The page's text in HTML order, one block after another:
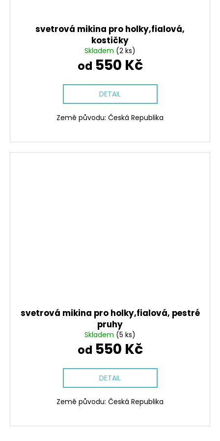
svetrová mikina pro holky,fialová,
kostičky
Skladem (2 ks)
od 550 Kč
DETAIL
Země původu: Česká Republika
svetrová mikina pro holky,fialová, pestré
pruhy
Skladem (5 ks)
od 550 Kč
DETAIL
Země původu: Česká Republika